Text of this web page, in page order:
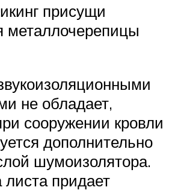
присущи
не обладает,
сооружении кровли
дополнительно
шумоизолятора.
придает